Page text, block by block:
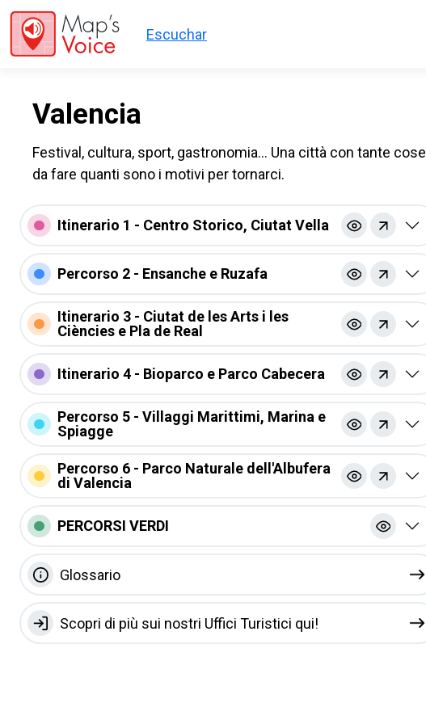
Salta al contenuto principale
Escuchar
Valencia
Festival, cultura, sport, gastronomia... Una città con tante cose
da fare quanti sono i motivi per tornarci.
Itinerario 1 - Centro Storico, Ciutat Vella
Percorso 2 - Ensanche e Ruzafa
Itinerario 3 - Ciutat de les Arts i les
Ciències e Pla de Real
Itinerario 4 - Bioparco e Parco Cabecera
Percorso 5 - Villaggi Marittimi, Marina e
Spiagge
Percorso 6 - Parco Naturale dell'Albufera
di Valencia
PERCORSI VERDI
Glossario
Scopri di più sui nostri Uffici Turistici qui!